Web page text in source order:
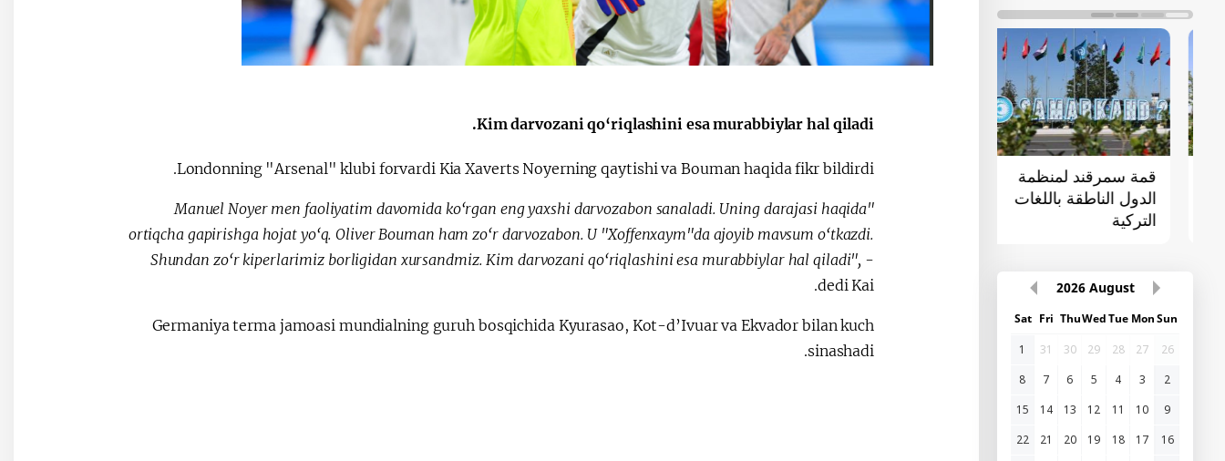
قمة سمرقند لمنظمة
الدول الناطقة باللغات
التركية
القمة الأولى "آسيا
الوسطى - الصين"
الإصلاحات الدستورية
August
2026
Sun
Mon
Tue
Wed
Thu
Fri
Sat
26
27
28
29
30
31
1
2
3
4
5
6
7
8
9
10
11
12
13
14
15
16
17
18
19
20
21
22
Kim darvozani qo‘riqlashini esa murabbiylar hal qiladi.
Londonning "Arsenal" klubi forvardi Kia Xaverts Noyerning qaytishi va Bouman haqida fikr bildirdi.
"Manuel Noyer men faoliyatim davomida ko‘rgan eng yaxshi darvozabon sanaladi. Uning darajasi haqida
ortiqcha gapirishga hojat yo‘q. Oliver Bouman ham zo‘r darvozabon. U "Xoffenxaym"da ajoyib mavsum o‘tkazdi.
Shundan zo‘r kiperlarimiz borligidan xursandmiz. Kim darvozani qo‘riqlashini esa murabbiylar hal qiladi", -
dedi Kai.
Germaniya terma jamoasi mundialning guruh bosqichida Kyurasao, Kot-d’Ivuar va Ekvador bilan kuch
sinashadi.